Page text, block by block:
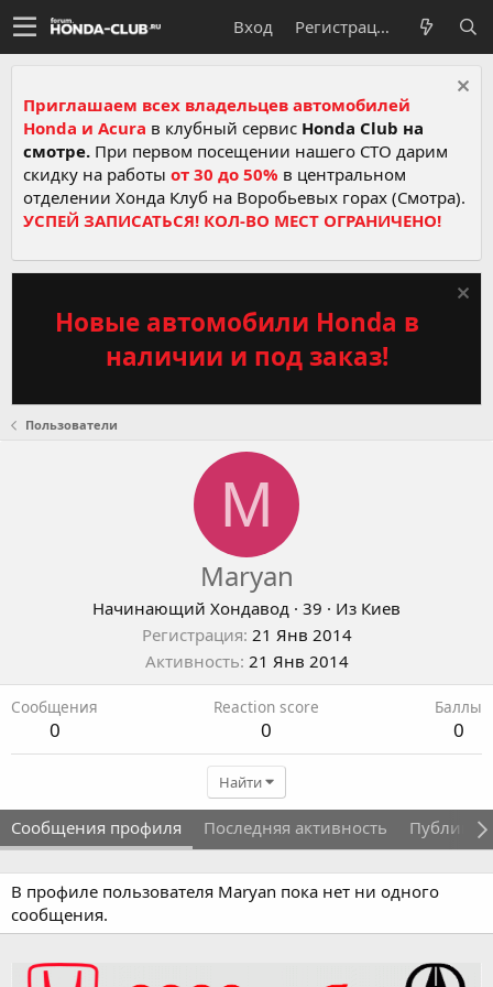
Вход Регистрация
Приглашаем всех владельцев автомобилей
Honda и Acura в клубный сервис Honda Club на
смотре. При первом посещении нашего СТО дарим
скидку на работы от 30 до 50% в центральном
отделении Хонда Клуб на Воробьевых горах (Смотра).
УСПЕЙ ЗАПИСАТЬСЯ! КОЛ-ВО МЕСТ ОГРАНИЧЕНО!
Новые автомобили Honda в
наличии и под заказ!
Пользователи
M
Maryan
Начинающий Хондавод · 39 · Из Киев
Регистрация 21 Янв 2014
Активность 21 Янв 2014
Сообщения
0
Reaction score
0
Баллы
0
Найти
Сообщения профиля Последняя активность
В профиле пользователя Maryan пока нет ни одного
сообщения.